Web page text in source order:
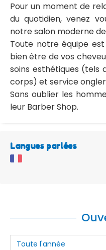
Pour un moment de
du quotidien, venez
notre salon moderne
Toute notre équipe
bien être de vos
soins esthétiques (tels
corps) et service
Sans oublier les
leur Barber Shop.
Langues parlées